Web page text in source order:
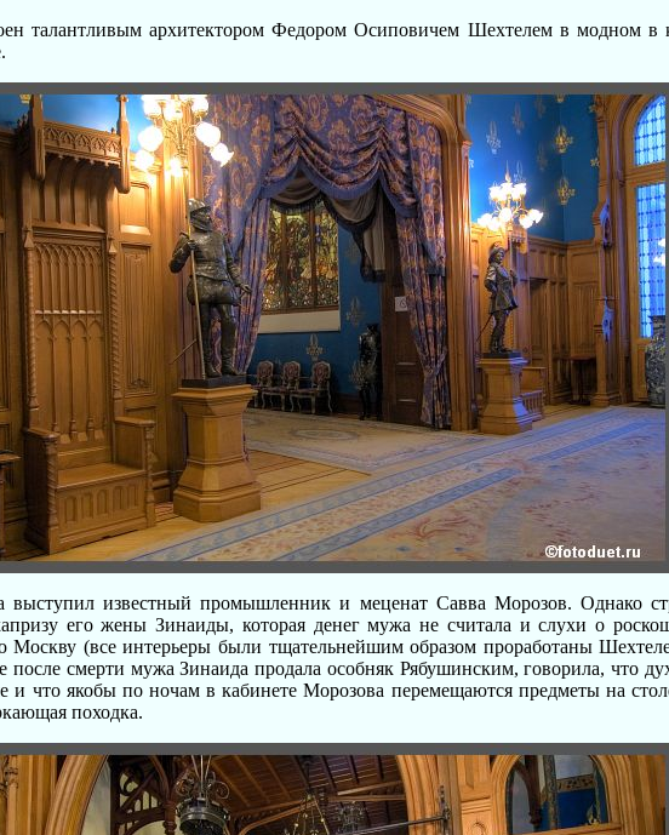
талантливым архитектором Федором Осиповичем Шехтелем в модном в
выступил известный промышленник и меценат Савва Морозов. Однако
его жены Зинаиды, которая денег мужа не считала и слухи о
Москву (все интерьеры были тщательнейшим образом проработаны
после смерти мужа Зинаида продала особняк Рябушинским, говорила, что
и что якобы по ночам в кабинете Морозова перемещаются предметы на
походка.